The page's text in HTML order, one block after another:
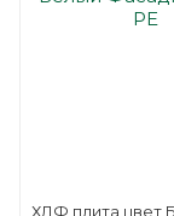
ХДФ плита цвет